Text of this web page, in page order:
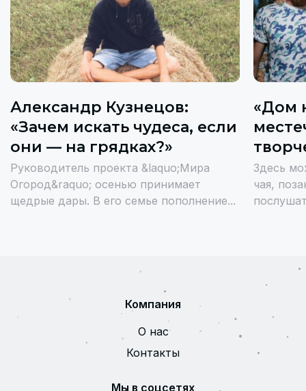
Александр Кузнецов:
«Зачем искать чудеса, если
они — на грядках?»
Руководитель проекта &laquo;Мира
Огород&raquo; осенью принимает
щедрые дары. В его семье пополнение...
«Дом
Здесь
чая,
Компания
О нас
Контакты
Мы в соцсетях